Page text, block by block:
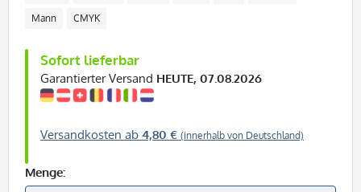
Mann CMYK
Sofort lieferbar
Garantierter Versand HEUTE, 07.08.2026
Versandkosten ab 4,80 € (innerhalb von Deutschland)
Menge: